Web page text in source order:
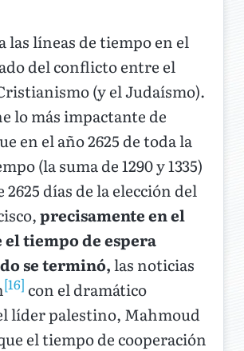
las líneas de tiempo en el
del conflicto entre el
(y el Judaísmo).
lo más impactante de
en el año 2625 de toda la
(la suma de 1290 y 1335)
2625 días de la elección del
precisamente en el
el tiempo de espera
se terminó,las noticias
[16] con el dramático
líder palestino, Mahmoud
el tiempo de cooperación